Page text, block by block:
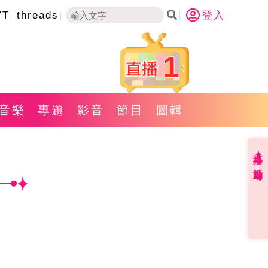
threads 登入
1
樂 專題 影音 節目 圖輯
直播✦活動